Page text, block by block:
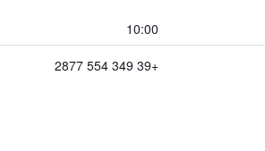
10:00
+39 349 554 2877